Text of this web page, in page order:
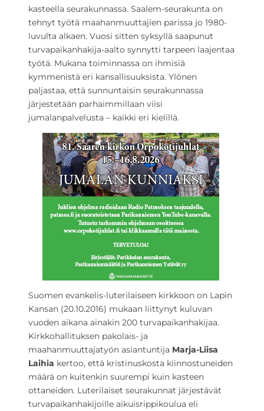
kasteella seurakunnassa. Saalem-seurakunta on
tehnyt työtä maahanmuuttajien parissa jo 1980-
luvulta alkaen. Vuosi sitten syksyllä saapunut
turvapaikanhakija-aalto synnytti tarpeen laajentaa
työtä. Mukana toiminnassa on ihmisiä
kymmenistä eri kansallisuuksista. Ylönen
paljastaa, että sunnuntaisin seurakunnassa
järjestetään parhaimmillaan viisi
jumalanpalvelusta – kaikki eri kielillä.
Suomen evankelis-luterilaiseen kirkkoon on Lapin
Kansan (20.10.2016) mukaan liittynyt kuluvan
vuoden aikana ainakin 200 turvapaikanhakijaa.
Kirkkohallituksen pakolais- ja
maahanmuuttajatyön asiantuntija Marja-Liisa
Laihia kertoo, että kristinuskosta kiinnostuneiden
määrä on kuitenkin suurempi kuin kasteen
ottaneiden. Luterilaiset seurakunnat järjestävät
turvapaikanhakijoille aikuisrippikoulua eli